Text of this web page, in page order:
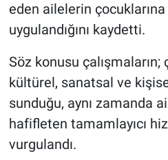
eden ailelerin
uygulandığını kaydetti.
Söz konusu çalışmaların;
kültürel, sanatsal ve
sunduğu, aynı zamanda
hafifleten tamamlayıcı
vurgulandı.